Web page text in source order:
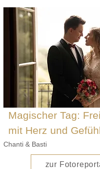
Magischer Tag:
mit Herz und
Chanti & Basti
zur